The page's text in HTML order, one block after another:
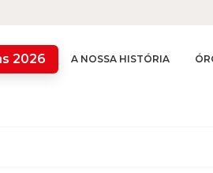
2026 A NOSSA HISTÓRIA